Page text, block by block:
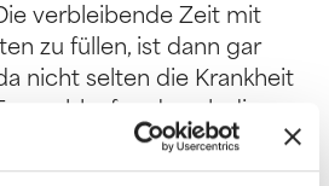
verbleibende Zeit mit
zu füllen, ist dann gar
nicht selten die Krankheit
Nicht so, wenn Emma
Behutsamkeit